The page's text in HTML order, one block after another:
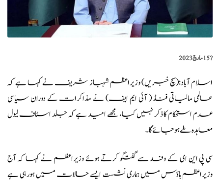
?️15 مارچ 2023
اسلام آباد:(سچ خبریں) وزیراعظم شہباز شریف نے کہا ہے کہ
عالمی مالیاتی فنڈ ( آئی ایم ایف) نے مذاکرات کے دوران سیاسی
عدم استحکام کا ذکر نہیں کیا، مجھے امید ہے کہ جلد اسٹاف لیول
معاہدہ طے ہوجائے گا۔
سی پی این ای کے وفد سے گفتگو کرتے ہوئے وزیراعظم نے کہا کہ آج
وزیراعظمہاؤس میں ہماری نشست ایسے حالات میں ہورہی ہے